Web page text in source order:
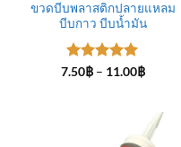
ขวดบีบพลาสติกปลายแหลม
บีบกาว บีบน้ำมัน
ให้คะแนน
7.50฿ – 11.00฿Price
11.00฿